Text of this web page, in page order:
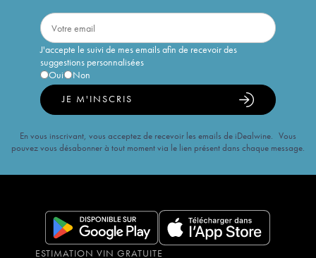
J'accepte le suivi de mes emails afin de recevoir des
suggestions personnalisées
Oui
Non
JE M'INSCRIS
En vous inscrivant, vous acceptez de recevoir les emails de iDealwine. Vous
pouvez vous désabonner à tout moment via le lien présent dans chaque message.
ESTIMATION VIN GRATUITE